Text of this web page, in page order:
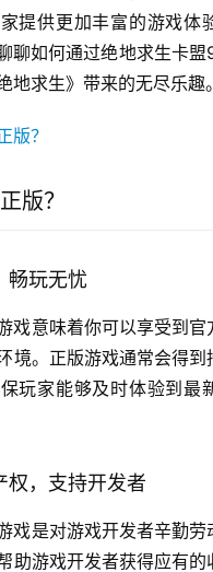
提供更加丰富的游戏体
聊如何通过绝地求生卡盟
地求生》带来的无尽乐趣。
版？
畅玩无忧
戏意味着你可以享受到官
境。正版游戏通常会得到
玩家能够及时体验到最
权，支持开发者
戏是对游戏开发者辛勤劳
助游戏开发者获得应有